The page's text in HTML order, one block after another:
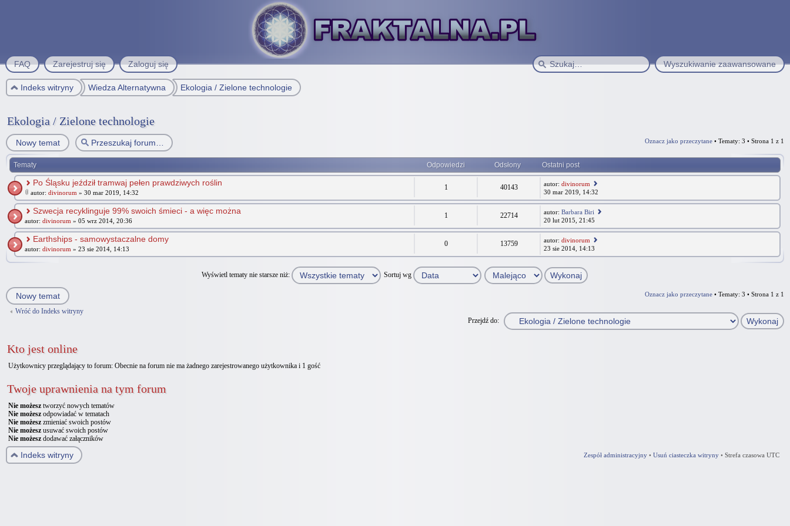
Wyszukiwanie zaawansowane
FAQ Zarejestruj się Zaloguj się
Indeks witryny Wiedza Alternatywna Ekologia / Zielone technologie
Ekologia / Zielone technologie
Nowy temat Oznacz jako przeczytane • Tematy: 3 • Strona 1 z 1
Tematy Odpowiedzi Odsłony Ostatni post
Po Śląsku jeździł tramwaj pełen prawdziwych roślin
autor: divinorum » 30 mar 2019, 14:32
1 40143 autor:divinorum
30 mar 2019, 14:32
Szwecja recyklinguje 99% swoich śmieci - a więc można
autor: divinorum » 05 wrz 2014, 20:36
1 22714 autor:Barbara Biri
20 lut 2015, 21:45
Earthships - samowystaczalne domy
autor: divinorum » 23 sie 2014, 14:13
0 13759 autor:divinorum
23 sie 2014, 14:13
Wyświetl tematy nie starsze niż: Sortuj wg
Nowy temat Oznacz jako przeczytane • Tematy: 3 • Strona 1 z 1
Wróć do Indeks witryny
Przejdź do:
Kto jest online
Użytkownicy przeglądający to forum: Obecnie na forum nie ma żadnego zarejestrowanego użytkownika i 1 gość
Twoje uprawnienia na tym forum
Nie możesz tworzyć nowych tematów
Nie możesz odpowiadać w tematach
Nie możesz zmieniać swoich postów
Nie możesz usuwać swoich postów
Nie możesz dodawać załączników
Zespół administracyjny • Usuń ciasteczka witryny • Strefa czasowa UTC
Indeks witryny